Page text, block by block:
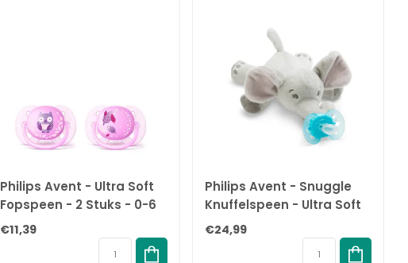
Philips Avent - Ultra Soft
Fopspeen - 2 Stuks - 0-6
Maanden - Paars
€11,39
Philips Avent - Snuggle
Knuffelspeen - Ultra Soft
Olifant - 0/6 maanden
€24,99